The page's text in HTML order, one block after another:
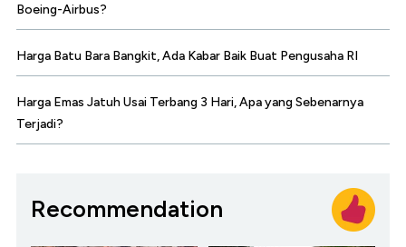
Boeing-Airbus?
Harga Batu Bara Bangkit, Ada Kabar Baik Buat Pengusaha RI
Harga Emas Jatuh Usai Terbang 3 Hari, Apa yang Sebenarnya
Terjadi?
Recommendation